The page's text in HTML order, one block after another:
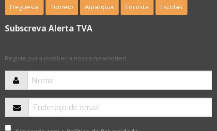
Freguesia Torneio Autarquia Encosta Escolas
Subscreva Alerta TVA
Registe para receber a nossa newsletter!